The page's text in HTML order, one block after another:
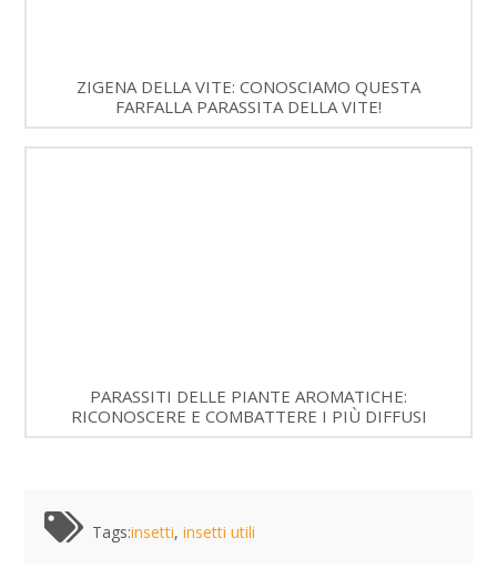
ZIGENA DELLA VITE: CONOSCIAMO QUESTA
FARFALLA PARASSITA DELLA VITE!
PARASSITI DELLE PIANTE AROMATICHE:
RICONOSCERE E COMBATTERE I PIÙ DIFFUSI
Tags:insetti,insetti utili